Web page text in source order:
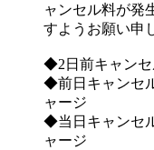
ャンセル料が発
すようお願い申
◆2日前キャンセ
◆前日キャンセ
ャージ
◆当日キャンセ
ャージ